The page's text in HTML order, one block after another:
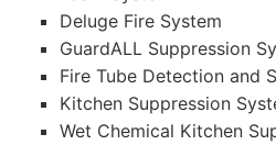
Deluge Fire System
GuardALL Suppression
Fire Tube Detection and
Kitchen Suppression
Wet Chemical Kitchen